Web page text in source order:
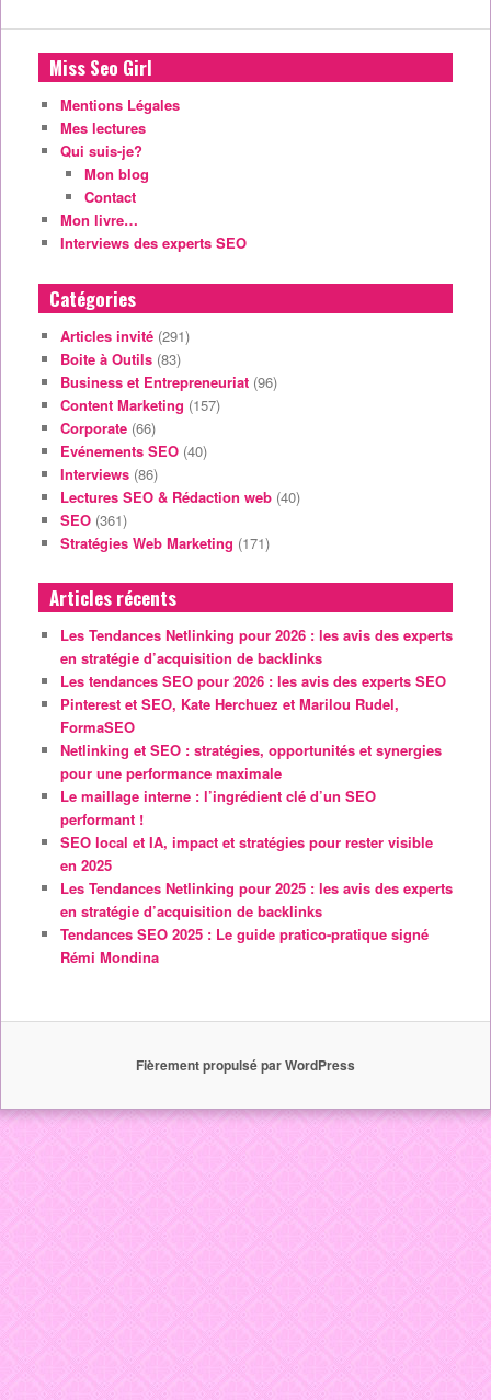
Miss Seo Girl
Mentions Légales
Mes lectures
Qui suis-je?
Mon blog
Contact
Mon livre…
Interviews des experts SEO
Catégories
Articles invité(291)
Boite à Outils(83)
Business et Entrepreneuriat(96)
Content Marketing (157)
Corporate(66)
Evénements SEO(40)
Interviews(86)
Lectures SEO & Rédaction web(40)
SEO(361)
Stratégies Web Marketing (171)
Articles récents
Les Tendances Netlinking pour 2026 : les avis des experts
en stratégie d’acquisition de backlinks
Les tendances SEO pour 2026 : les avis des experts SEO
Pinterest et SEO, Kate Herchuez et Marilou Rudel,
FormaSEO
Netlinking et SEO : stratégies, opportunités et synergies
pour une performance maximale
Le maillage interne : l’ingrédient clé d’un SEO
performant !
SEO local et IA, impact et stratégies pour rester visible
en 2025
Les Tendances Netlinking pour 2025 : les avis des experts
en stratégie d’acquisition de backlinks
Tendances SEO 2025 : Le guide pratico-pratique signé
Rémi Mondina
Fièrement propulsé par WordPress